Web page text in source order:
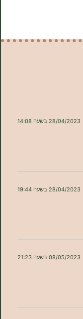
28/04/2023 בשעה 14:08
28/04/2023 בשעה 19:44
08/05/2023 בשעה 21:23